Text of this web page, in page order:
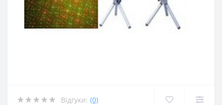
Відгуки: (0)